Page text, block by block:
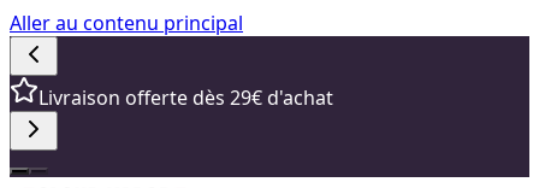
Aller au contenu principal
Livraison offerte dès 29€ d'achat